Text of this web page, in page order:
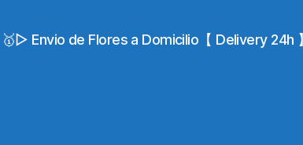
🥇▷ Envio de Flores a Domicilio【 Delivery 24h 】